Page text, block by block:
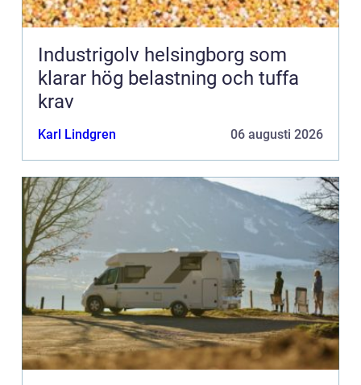
Industrigolv helsingborg som
klarar hög belastning och tuffa
krav
Karl Lindgren 06 augusti 2026